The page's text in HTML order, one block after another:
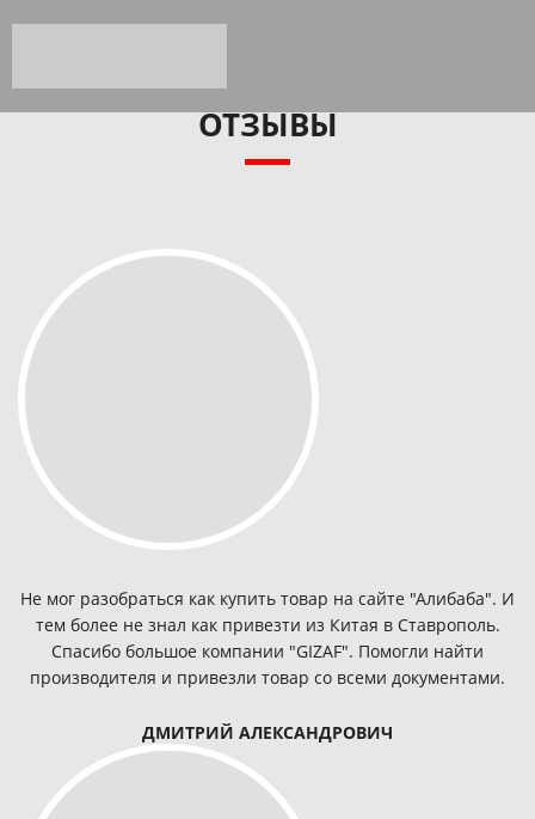
ОТЗЫВЫ
Не мог разобраться как купить товар на сайте "Алибаба". И
тем более не знал как привезти из Китая в Ставрополь.
Спасибо большое компании "GIZAF". Помогли найти
производителя и привезли товар со всеми документами.
ДМИТРИЙ АЛЕКСАНДРОВИЧ